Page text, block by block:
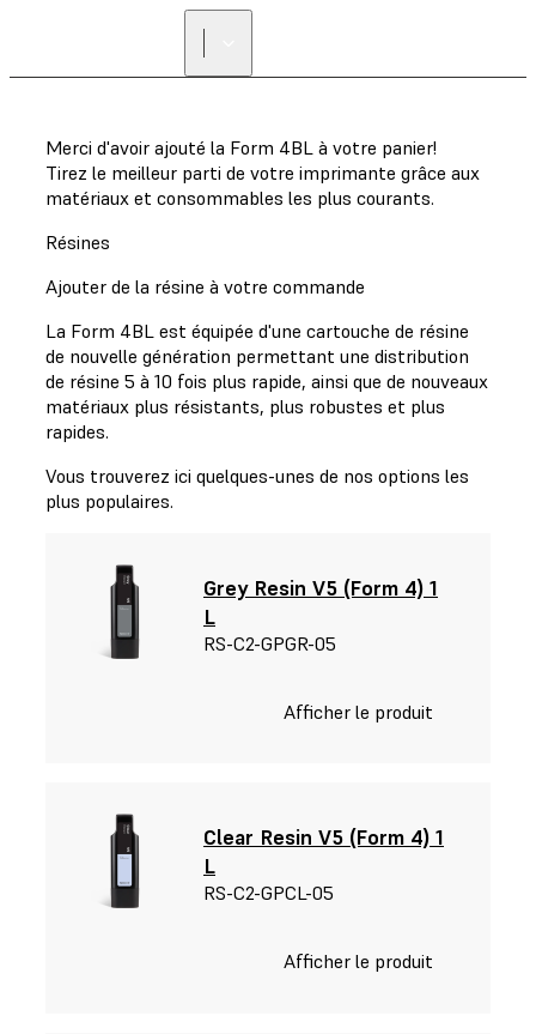
Merci d'avoir ajouté la Form 4BL à votre panier!
Tirez le meilleur parti de votre imprimante grâce aux
matériaux et consommables les plus courants.
Résines
Grey Resin V5 (Form 4) 1
L
RS-C2-GPGR-05
Afficher le produit
Clear Resin V5 (Form 4) 1
L
RS-C2-GPCL-05
Afficher le produit
Ajouter de la résine à votre commande
La Form 4BL est équipée d'une cartouche de résine
de nouvelle génération permettant une distribution
de résine 5 à 10 fois plus rapide, ainsi que de nouveaux
matériaux plus résistants, plus robustes et plus
rapides.
Vous trouverez ici quelques-unes de nos options les
plus populaires.